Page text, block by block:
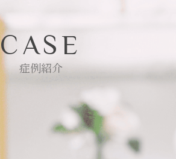
CASE
症例紹介